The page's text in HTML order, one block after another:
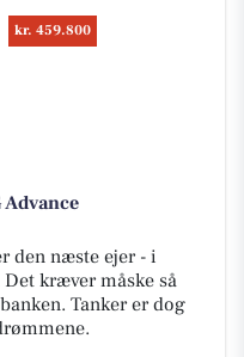
kr. 459.800
Advance
den næste ejer - i
kræver måske så
Tanker er dog